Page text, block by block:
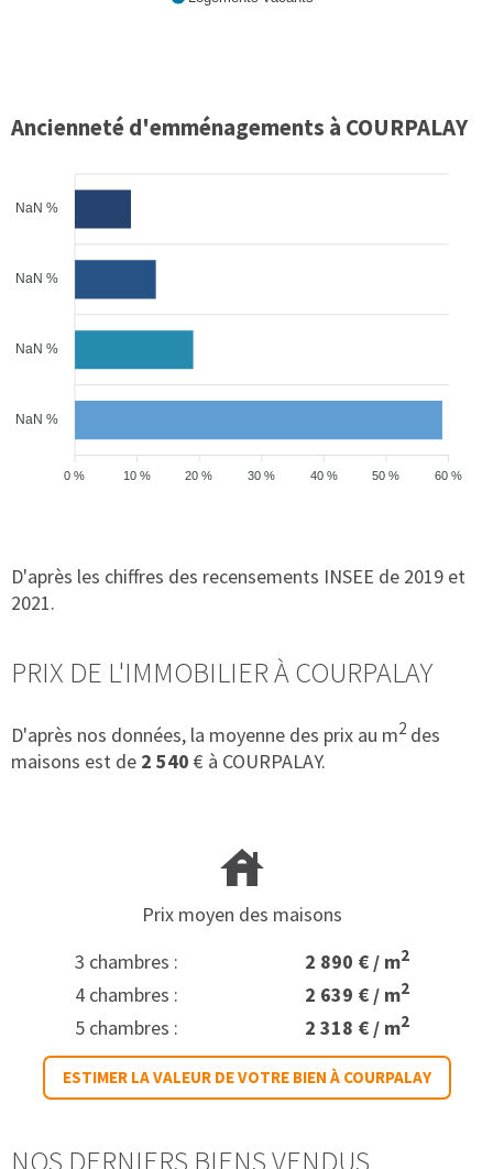
Ancienneté d'emménagements à COURPALAY
NaN %
NaN %
NaN %
NaN %
60 %
50 %
40 %
30 %
20 %
10 %
0 %
D'après les chiffres des recensements INSEE de 2019 et
2021.
PRIX DE L'IMMOBILIER À COURPALAY
D'après nos données, la moyenne des prix au m2 des
maisons est de 2 540 € à COURPALAY.
Prix moyen des maisons
3 chambres :
2 890 € / m2
4 chambres : 2 639 € / m2
5 chambres : 2 318 € / m2
ESTIMER LA VALEUR DE VOTRE BIEN À COURPALAY
NOS DERNIERS BIENS VENDUS